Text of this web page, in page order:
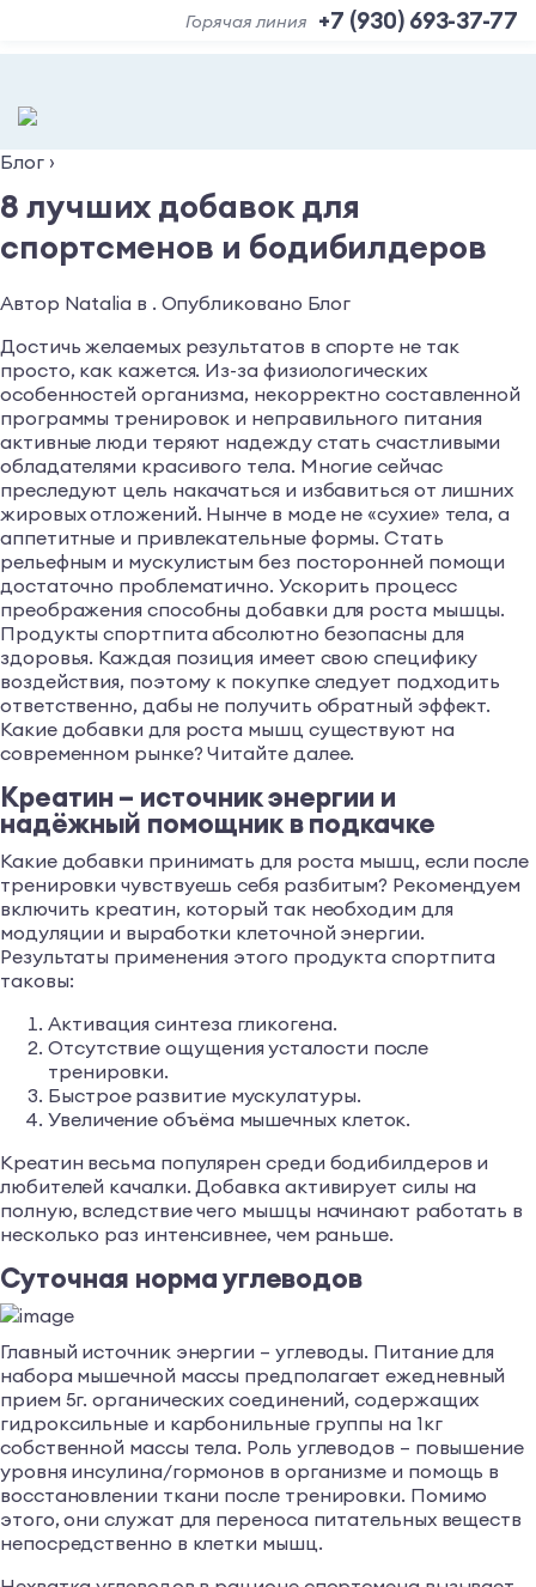
+7 (930) 693-37-77
Горячая линия
Блог ›
8 лучших добавок для
спортсменов и бодибилдеров
Автор Natalia в . Опубликовано Блог
Достичь желаемых результатов в спорте не так
просто, как кажется. Из-за физиологических
особенностей организма, некорректно составленной
программы тренировок и неправильного питания
активные люди теряют надежду стать счастливыми
обладателями красивого тела. Многие сейчас
преследуют цель накачаться и избавиться от лишних
жировых отложений. Нынче в моде не «сухие» тела, а
аппетитные и привлекательные формы. Стать
рельефным и мускулистым без посторонней помощи
достаточно проблематично. Ускорить процесс
преображения способны добавки для роста мышцы.
Продукты спортпита абсолютно безопасны для
здоровья. Каждая позиция имеет свою специфику
воздействия, поэтому к покупке следует подходить
ответственно, дабы не получить обратный эффект.
Какие добавки для роста мышц существуют на
современном рынке? Читайте далее.
Креатин – источник энергии и
надёжный помощник в подкачке
Какие добавки принимать для роста мышц, если после
тренировки чувствуешь себя разбитым? Рекомендуем
включить креатин, который так необходим для
модуляции и выработки клеточной энергии.
Результаты применения этого продукта спортпита
таковы:
Активация синтеза гликогена.
Отсутствие ощущения усталости после
тренировки.
Быстрое развитие мускулатуры.
Увеличение объёма мышечных клеток.
Креатин весьма популярен среди бодибилдеров и
любителей качалки. Добавка активирует силы на
полную, вследствие чего мышцы начинают работать в
несколько раз интенсивнее, чем раньше.
Суточная норма углеводов
Главный источник энергии – углеводы. Питание для
набора мышечной массы предполагает ежедневный
прием 5г. органических соединений, содержащих
гидроксильные и карбонильные группы на 1кг
собственной массы тела. Роль углеводов – повышение
уровня инсулина/гормонов в организме и помощь в
восстановлении ткани после тренировки. Помимо
этого, они служат для переноса питательных веществ
непосредственно в клетки мышц.